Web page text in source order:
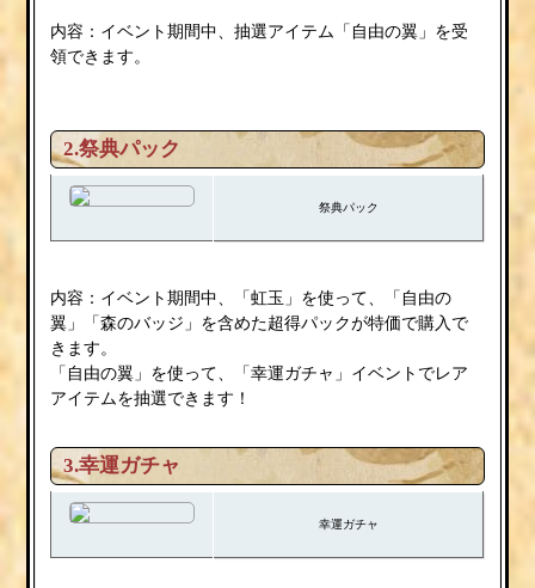
内容：イベント期間中、抽選アイテム「自由の翼」を受
領できます。
2.祭典パック
祭典パック
内容：イベント期間中、「虹玉」を使って、「自由の
翼」「森のバッジ」を含めた超得パックが特価で購入で
きます。
「自由の翼」を使って、「幸運ガチャ」イベントでレア
アイテムを抽選できます！
3.幸運ガチャ
幸運ガチャ